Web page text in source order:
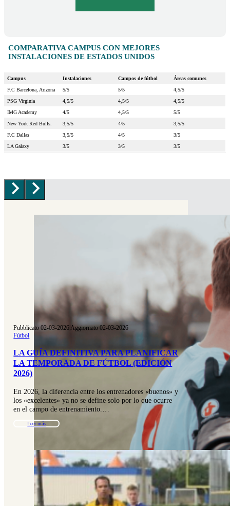
COMPARATIVA CAMPUS CON MEJORES
INSTALACIONES DE ESTADOS UNIDOS
Campus Instalaciones Campos de fútbol
Áreas comunes
F.C Barcelona, Arizona
5/5 5/5
4,5/5
PSG Virginia
4,5/5 4,5/5
4,5/5
IMG Academy
4/5 4,5/5
5/5
New York Red Bulls.
3,5/5 4/5
3,5/5
F.C Dallas
3,5/5 4/5
3/5
LA Galaxy
3/5 3/5 3/5
Pubblicato 02-03-2026|Aggiornato 02-03-2026
Fútbol
LA GUÍA DEFINITIVA PARA PLANIFICAR
LA TEMPORADA DE FÚTBOL (EDICIÓN
2026)
En 2026, la diferencia entre los entrenadores «buenos» y
los «excelentes» ya no se define solo por lo que ocurre
en el campo de entrenamiento.…
Leer más